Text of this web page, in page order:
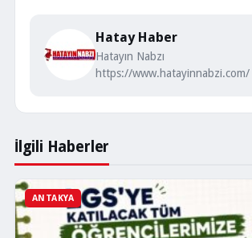
Hatay Haber
Hatayın Nabzı
https://www.hatayinnabzi.com/
İlgili Haberler
ANTAKYA